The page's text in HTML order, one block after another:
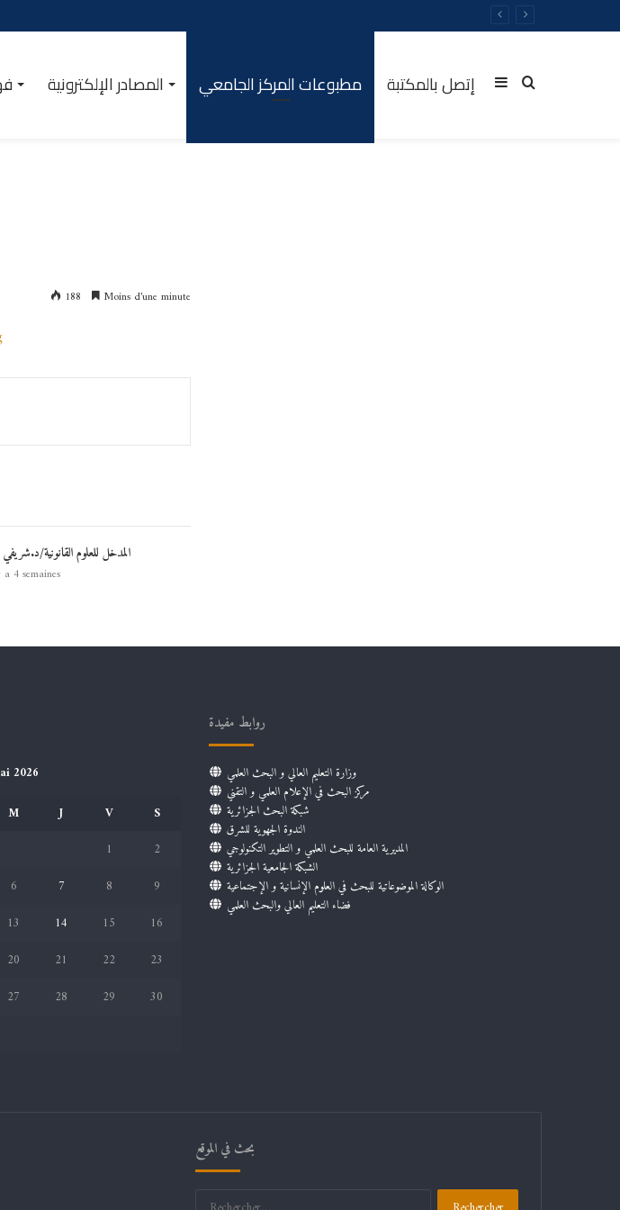
المصادر الإلكترونية مطبوعات المركز الجامعي إتصل بالمكتبة Rechercher
Sidebar
188 Moins d’une minute
المدخل للعلوم القانونية/
4 semaines
2026
M J V
S
1
2
6 7 8
9
13 14 15
16
20 21 22
23
27 28 29
30
روابط مفيدة
وزارة التعليم العالي و البحث العلمي
مركز البحث في الإعلام العلمي و التقني
شبكة البحث الجزائرية
الندوة الجهوية للشرق
المديرية العامة للبحث العلمي و التطوير التكنولوجي
الشبكة الجامعية الجزائرية
الوكالة الموضوعاتية للبحث في العلوم الإنسانية و الإجتماعية
فضاء التعليم العالي والبحث العلمي
بحث في الموقع
Rechercher :